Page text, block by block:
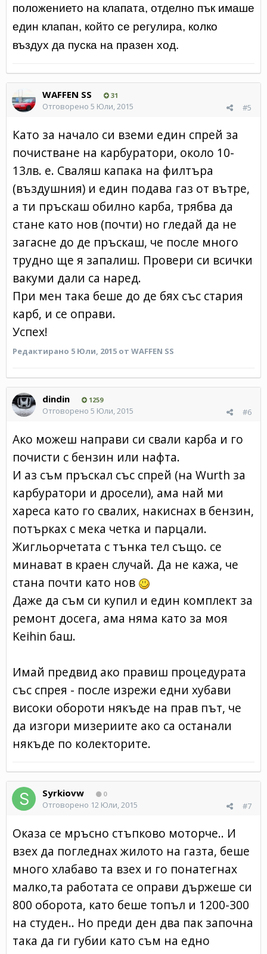
положението на клапата, отделно пък имаше
един клапан, който се регулира, колко
въздух да пуска на празен ход.
WAFFEN SS 31
#5
Отговорено 5 Юли, 2015
Като за начало си вземи един спрей за
почистване на карбуратори, около 10-
13лв. е. Сваляш капака на филтъра
(въздушния) и един подава газ от вътре,
а ти пръскаш обилно карба, трябва да
стане като нов (почти) но гледай да не
загасне до де пръскаш, че после много
трудно ще я запалиш. Провери си всички
вакуми дали са наред.
При мен така беше до де бях със стария
карб, и се оправи.
Успех!
Редактирано 5 Юли, 2015 от WAFFEN SS
dindin 1259
#6
Отговорено 5 Юли, 2015
Ако можеш направи си свали карба и го
почисти с бензин или нафта.
И аз съм пръскал със спрей (на Wurth за
карбуратори и дросели), ама най ми
хареса като го свалих, накиснах в бензин,
потърках с мека четка и парцали.
Жигльорчетата с тънка тел също. се
минават в краен случай. Да не кажа, че
стана почти като нов
Даже да съм си купил и един комплект за
ремонт досега, ама няма като за моя
Keihin баш.
Имай предвид ако правиш процедурата
със спрея - после изрежи едни хубави
високи обороти някъде на прав път, че
да изгори мизериите ако са останали
някъде по колекторите.
Syrkiovw 0
#7
Отговорено 12 Юли, 2015
Оказа се мръсно стъпково моторче.. И
взех да погледнах жилото на газта, беше
много хлабаво та взех и го понатегнах
малко,та работата се оправи държеше си
800 оборота, като беше топъл и 1200-300
на студен.. Но преди ден два пак започна
така да ги губии като съм на едно